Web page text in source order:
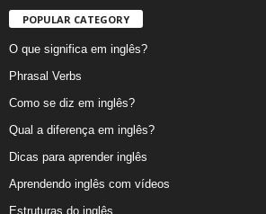
POPULAR CATEGORY
O que significa em inglês?
Phrasal Verbs
Como se diz em inglês?
Qual a diferença em inglês?
Dicas para aprender inglês
Aprendendo inglês com vídeos
Estruturas do inglês